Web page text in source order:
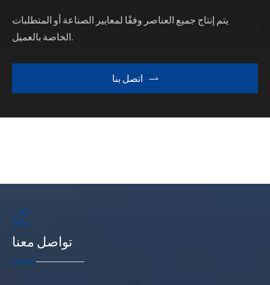
يتم إنتاج جميع العناصر وفقًا لمعايير الصناعة أو المتطلبات
اتصل بنا 

تواصل معنا